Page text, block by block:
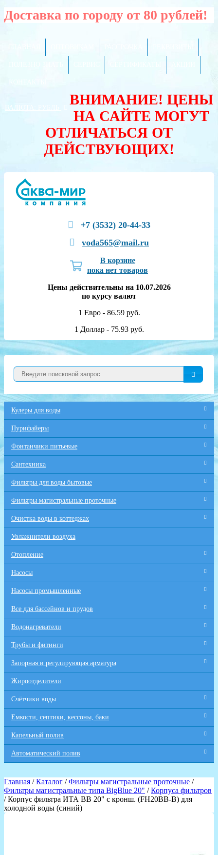
Доставка по городу от 80 рублей!
ВАЛЮТА:
ВНИМАНИЕ! ЦЕНЫ
НА САЙТЕ МОГУТ
ОТЛИЧАТЬСЯ ОТ
ДЕЙСТВУЮЩИХ!
+7 (3532) 20-44-33
voda565@mail.ru
В корзине
пока нет товаров
Цены действительны на 10.07.2026
по курсу валют
1 Евро - 86.59 руб.
1 Доллар - 75.93 руб.
Кулеры для воды
Пурифайеры
Фонтанчики питьевые
Сантехника
Фильтры для воды бытовые
Фильтры магистральные проточные
Очистка воды в коттеджах
Увлажнители воздуха
Отопление
Насосы
Насосы промышленные
Все для бaссейнов и прудов
Водонагреватели
Трубы и фитинги
Запорная и регулирующая арматура
Жироотделители
Счётчики воды
Емкости, септики, кессоны, баки
Капельный полив
Автоматический полив
Главная /Каталог /Фильтры магистральные проточные /
Фильтры магистральные типа BigBlue 20" /Корпуса фильтров
/ Корпус фильтра ИТА ВВ 20" с кронш. (FH20BB-B) для
холодной воды (синий)